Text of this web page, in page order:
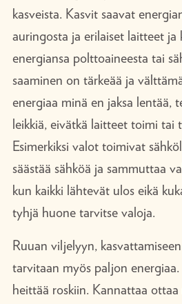
kasveista. Kasvit saavat
auringosta ja erilaiset laitteet ja
energiansa polttoaineesta tai
saaminen on tärkeää ja
energiaa minä en jaksa lentää,
leikkiä, eivätkä laitteet toimi tai
Esimerkiksi valot toimivat
säästää sähköä ja sammuttaa
kun kaikki lähtevät ulos eikä
tyhjä huone tarvitse valoja.
Ruuan viljelyyn,
tarvitaan myös paljon energiaa.
heittää roskiin. Kannattaa